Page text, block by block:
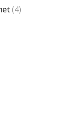
(4)